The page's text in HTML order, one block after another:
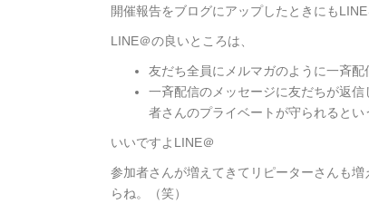
開催報告をブログにアップしたときにもLINE
LINE＠の良いところは、
友だち全員にメルマガのように一斉配
一斉配信のメッセージに友だちが返
者さんのプライベートが守られるとい
いいですよLINE＠
参加者さんが増えてきてリピーターさんも
らね。（笑）